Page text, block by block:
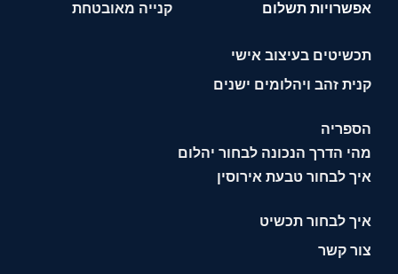
אפשרויות תשלום
קנייה מאובטחת
תכשיטים בעיצוב אישי
קנית זהב ויהלומים ישנים
הספריה
מהי הדרך הנכונה לבחור יהלום
איך לבחור טבעת אירוסין
איך לבחור תכשיט
צור קשר